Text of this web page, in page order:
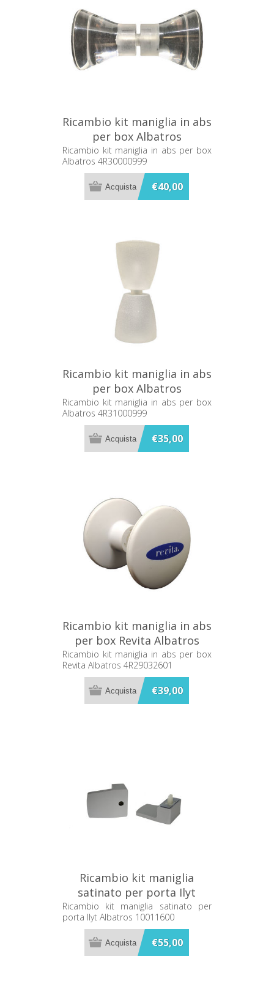
Ricambio kit maniglia in abs
per box Albatros
4R30000999
Ricambio kit maniglia in abs per box
Albatros 4R30000999
€40,00
Ricambio kit maniglia in abs
per box Albatros
4R31000999
Ricambio kit maniglia in abs per box
Albatros 4R31000999
€35,00
Ricambio kit maniglia in abs
per box Revita Albatros
4R29032601
Ricambio kit maniglia in abs per box
Revita Albatros 4R29032601
€39,00
Ricambio kit maniglia
satinato per porta Ilyt
Albatros 10011600
Ricambio kit maniglia satinato per
porta Ilyt Albatros 10011600
€55,00